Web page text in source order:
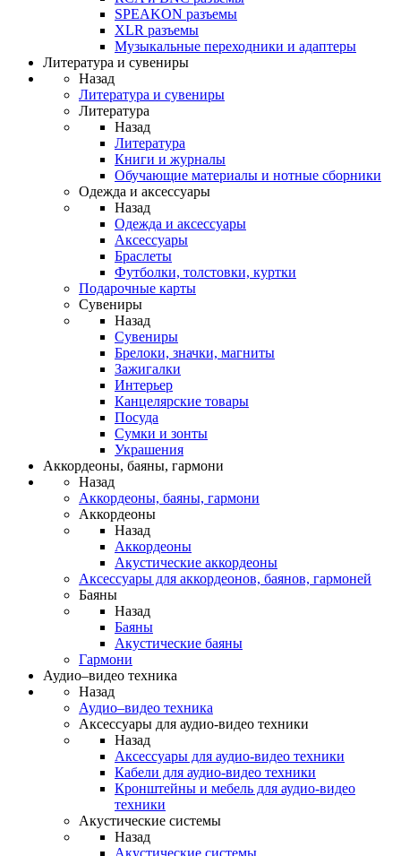
SPEAKON разъемы
XLR разъемы
Музыкальные переходники и адаптеры
Литература и сувениры
Назад
Литература и сувениры
Литература
Назад
Литература
Книги и журналы
Обучающие материалы и нотные сборники
Одежда и аксессуары
Назад
Одежда и аксессуары
Аксессуары
Браслеты
Футболки, толстовки, куртки
Подарочные карты
Сувениры
Назад
Сувениры
Брелоки, значки, магниты
Зажигалки
Интерьер
Канцелярские товары
Посуда
Сумки и зонты
Украшения
Аккордеоны, баяны, гармони
Назад
Аккордеоны, баяны, гармони
Аккордеоны
Назад
Аккордеоны
Акустические аккордеоны
Аксессуары для аккордеонов, баянов, гармоней
Баяны
Назад
Баяны
Акустические баяны
Гармони
Аудио–видео техника
Назад
Аудио–видео техника
Аксессуары для аудио-видео техники
Назад
Аксессуары для аудио-видео техники
Кабели для аудио-видео техники
Кронштейны и мебель для аудио-видео
техники
Акустические системы
Назад
Акустические системы